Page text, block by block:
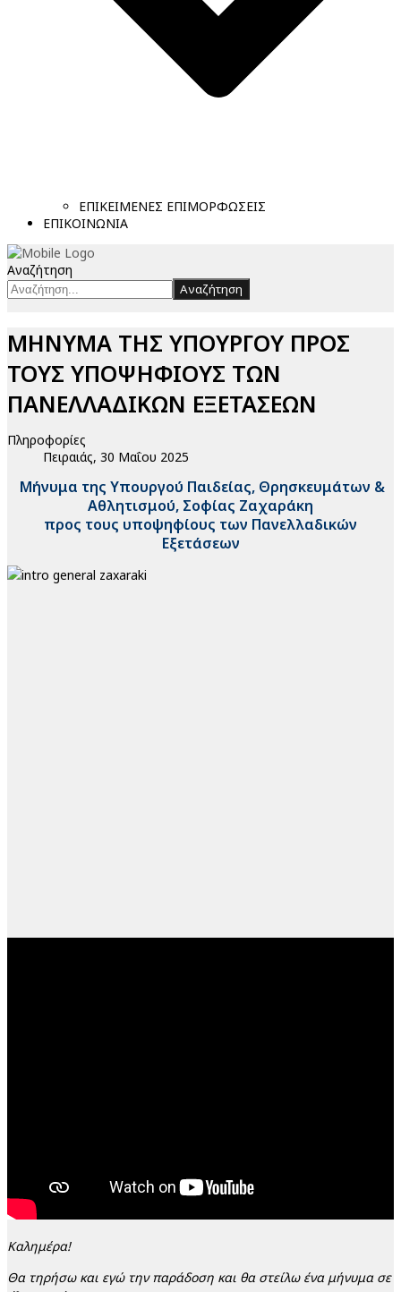
ΕΠΙΚΕΙΜΕΝΕΣ ΕΠΙΜΟΡΦΩΣΕΙΣ
ΕΠΙΚΟΙΝΩΝΙΑ
Αναζήτηση
Αναζήτηση
ΜΗΝΥΜΑ ΤΗΣ ΥΠΟΥΡΓΟΥ ΠΡΟΣ
ΤΟΥΣ ΥΠΟΨΗΦΙΟΥΣ ΤΩΝ
ΠΑΝΕΛΛΑΔΙΚΩΝ ΕΞΕΤΑΣΕΩΝ
Πληροφορίες
Πειραιάς, 30 Μαΐου 2025
Μήνυμα της Υπουργού Παιδείας, Θρησκευμάτων &
Αθλητισμού, Σοφίας Ζαχαράκη
προς τους υποψηφίους των Πανελλαδικών
Εξετάσεων
Καλημέρα!
Θα τηρήσω και εγώ την παράδοση και θα στείλω ένα μήνυμα σε